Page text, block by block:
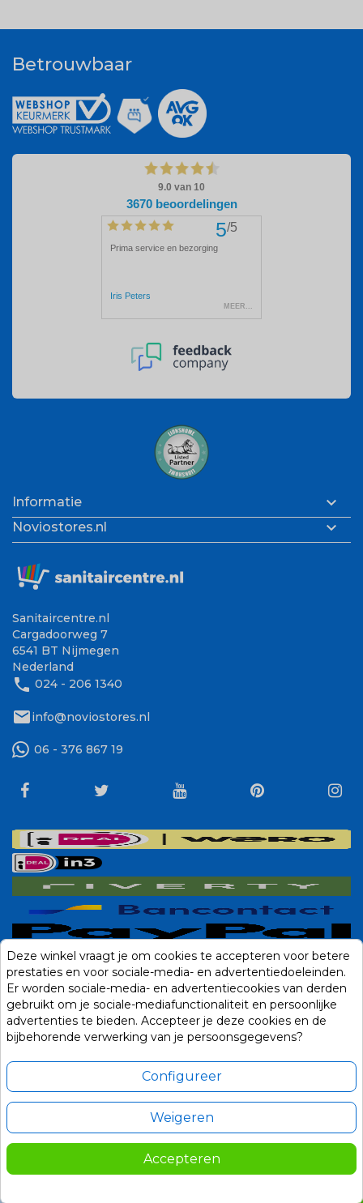
Betrouwbaar
Informatie 
Noviostores.nl 
Sanitaircentre.nl
Cargadoorweg 7
6541 BT Nijmegen
Nederland
phone 024 - 206 1340
mailinfo@noviostores.nl
06 - 376 867 19
Deze winkel vraagt je om cookies te accepteren voor betere
prestaties en voor sociale-media- en advertentiedoeleinden.
Er worden sociale-media- en advertentiecookies van derden
gebruikt om je sociale-mediafunctionaliteit en persoonlijke
advertenties te bieden. Accepteer je deze cookies en de
bijbehorende verwerking van je persoonsgegevens?
Configureer
Weigeren
Accepteren